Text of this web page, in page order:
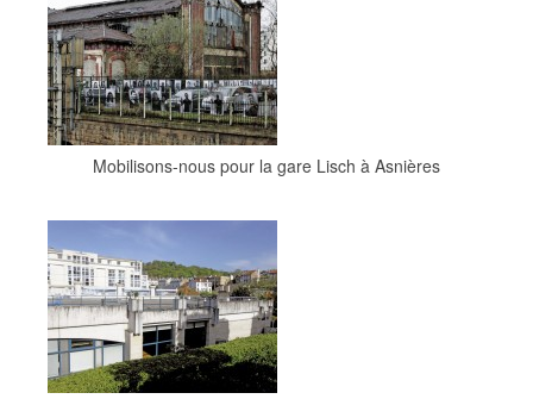
Mobilisons-nous pour la gare Lisch à Asnières